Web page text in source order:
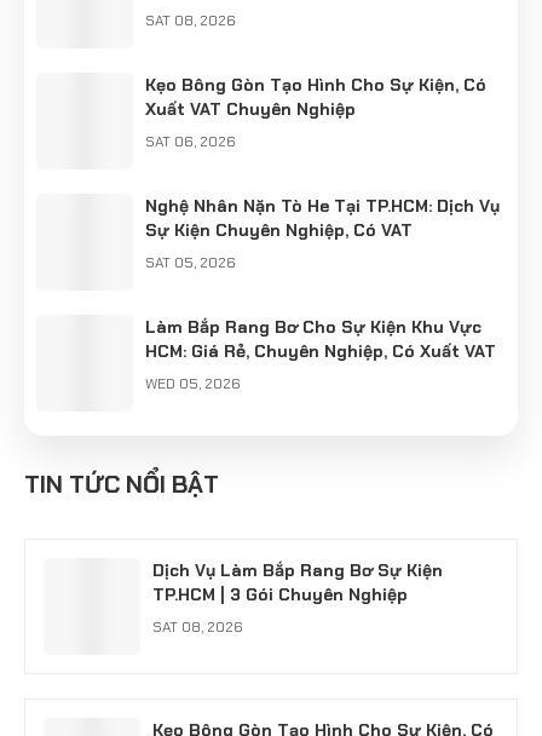
SAT 08, 2026
Kẹo Bông Gòn Tạo Hình Cho Sự Kiện, Có
Xuất VAT Chuyên Nghiệp
SAT 06, 2026
Nghệ Nhân Nặn Tò He Tại TP.HCM: Dịch Vụ
Sự Kiện Chuyên Nghiệp, Có VAT
SAT 05, 2026
Làm Bắp Rang Bơ Cho Sự Kiện Khu Vực
HCM: Giá Rẻ, Chuyên Nghiệp, Có Xuất VAT
WED 05, 2026
Hà Nội: Giữ Hồn Nét Việt Cho Sự Kiện
TIN TỨC NỔI BẬT
Dịch Vụ Làm Bắp Rang Bơ Sự Kiện
TP.HCM | 3 Gói Chuyên Nghiệp
SAT 08, 2026
Kẹo Bông Gòn Tạo Hình Cho Sự Kiện, Có